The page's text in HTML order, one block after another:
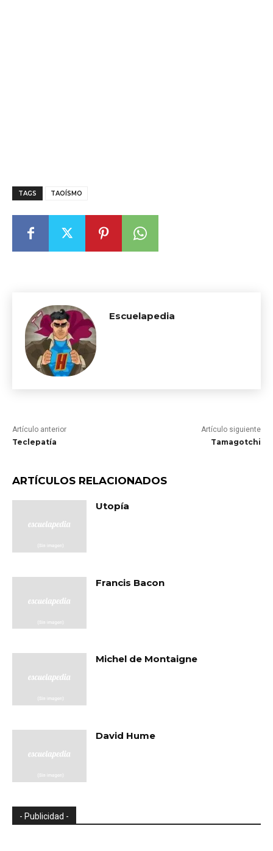
TAGS TAOÍSMO
Escuelapedia
Artículo anterior
Teclepatía
Artículo siguiente
Tamagotchi
ARTÍCULOS RELACIONADOS
Utopía
Francis Bacon
Michel de Montaigne
David Hume
- Publicidad -